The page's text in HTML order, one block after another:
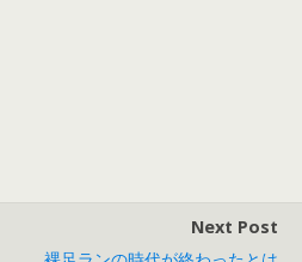
Next Post